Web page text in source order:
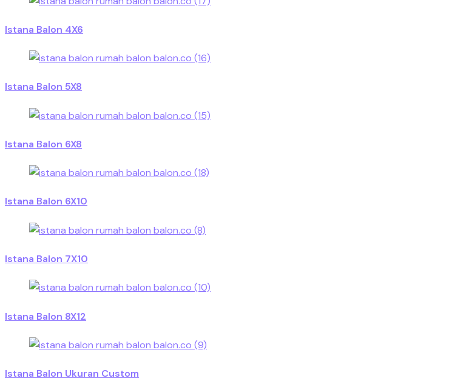
Istana Balon 4X6
Istana Balon 5X8
Istana Balon 6X8
Istana Balon 6X10
Istana Balon 7X10
Istana Balon 8X12
Istana Balon Ukuran Custom